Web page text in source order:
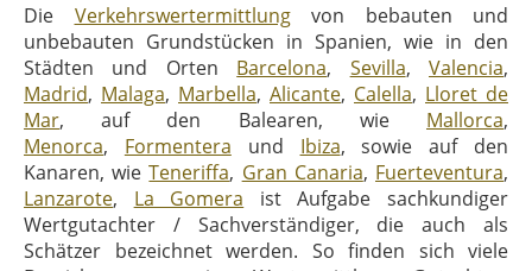
Die Verkehrswertermittlungvon bebauten und
unbebauten Grundstücken in Spanien, wie in den
Städten und Orten Barcelona, Sevilla,Valencia,
Madrid, Malaga, Marbella, Alicante, Calella, Lloret de
Mar, auf den Balearen, wie Mallorca,
Menorca, Formentera und Ibiza, sowie auf den
Kanaren, wieTeneriffa, Gran Canaria, Fuerteventura,
Lanzarote, La Gomera ist Aufgabe sachkundiger
Wertgutachter / Sachverständiger, die auch als
Schätzer bezeichnet werden. So finden sich viele